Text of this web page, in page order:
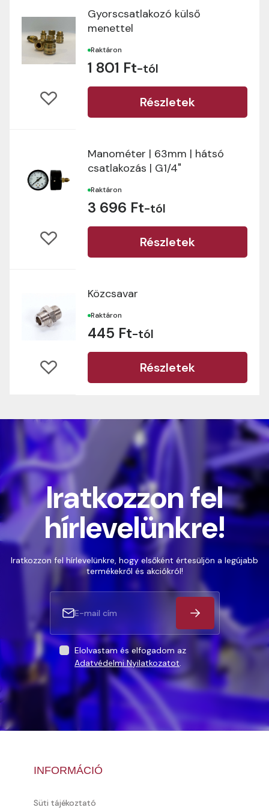
Gyorscsatlakozó külső
menettel
Raktáron
1 801 Ft-tól
Részletek
Manométer | 63mm | hátsó
csatlakozás | G1/4"
Raktáron
3 696 Ft-tól
Részletek
Közcsavar
Raktáron
445 Ft-tól
Részletek
Iratkozzon fel
hírlevelünkre!
Iratkozzon fel hírlevelünkre, hogy elsőként értesüljön a legújabb
termékekről és akciókról!
Elolvastam és elfogadom az
Adatvédelmi Nyilatkozatot.
INFORMÁCIÓ
Süti tájékoztató